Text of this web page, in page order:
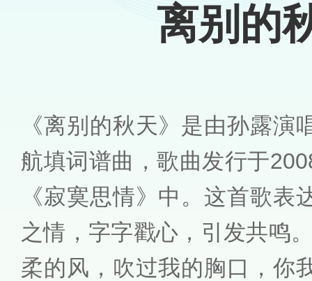
离别的
《离别的秋天》是由孙露演
航填词谱曲，歌曲发行于
《寂寞思情》中。这首歌表
之情，字字戳心，引发共鸣
柔的风，吹过我的胸口，你